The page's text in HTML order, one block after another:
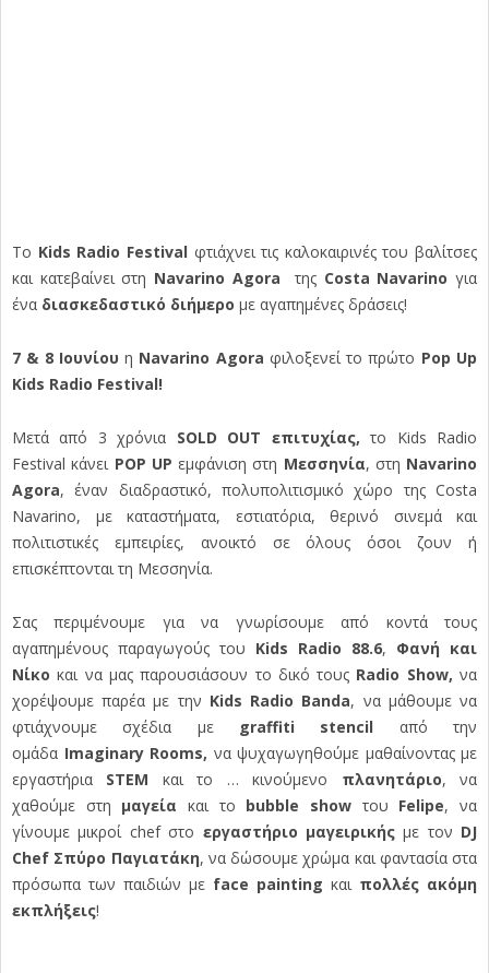
Το Kids Radio Festival φτιάχνει τις καλοκαιρινές του βαλίτσες
και κατεβαίνει στη Navarino Agora της Costa Navarino για
ένα διασκεδαστικό διήμερο με αγαπημένες δράσεις!
7 & 8 Ιουνίου η Navarino Agora φιλοξενεί το πρώτο Pop Up
Kids Radio Festival!
Μετά από 3 χρόνια SOLD OUT επιτυχίας, το Kids Radio
Festival κάνει POP UP εμφάνιση στη Μεσσηνία, στη Navarino
Agora, έναν διαδραστικό, πολυπολιτισμικό χώρο της Costa
Navarino, με καταστήματα, εστιατόρια, θερινό σινεμά και
πολιτιστικές εμπειρίες, ανοικτό σε όλους όσοι ζουν ή
επισκέπτονται τη Μεσσηνία.
Σας περιμένουμε για να γνωρίσουμε από κοντά τους
αγαπημένους παραγωγούς του Kids Radio 88.6, Φανή και
Νίκo και να μας παρουσιάσουν το δικό τους Radio Show, να
χορέψουμε παρέα με την Kids Radio Banda, να μάθουμε να
φτιάχνουμε σχέδια με
graffiti stencil από την
ομάδα Imaginary Rooms, να ψυχαγωγηθούμε μαθαίνοντας με
εργαστήρια STEM και το … κινούμενο πλανητάριο, να
χαθούμε στη μαγεία και το bubble show του Felipe, να
γίνουμε μικροί chef στο εργαστήριο μαγειρικήςμε τον DJ
Chef Σπύρο Παγιατάκη, να δώσουμε χρώμα και φαντασία στα
πρόσωπα των παιδιών με face painting και πολλές ακόμη
εκπλήξεις!